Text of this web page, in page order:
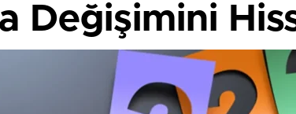
Değişimini